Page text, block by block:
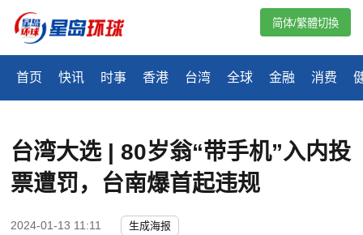
首页 快讯 时事 香港 台湾 全球 金融 消费
简体/繁體切換
台湾大选 | ​80岁翁“带手机”入内投
票遭罚，台南爆首起违规
2024-01-13 11:11 生成海报